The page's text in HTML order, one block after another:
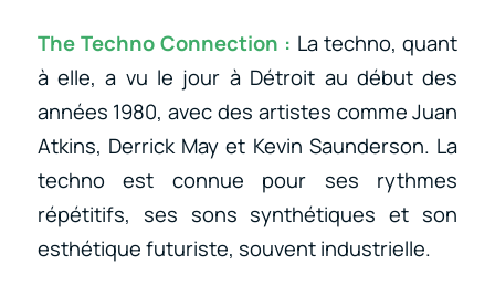
The Techno Connection : La techno, quant
à elle, a vu le jour à Détroit au début des
années 1980, avec des artistes comme Juan
Atkins, Derrick May et Kevin Saunderson. La
techno est connue pour ses rythmes
répétitifs, ses sons synthétiques et son
esthétique futuriste, souvent industrielle.